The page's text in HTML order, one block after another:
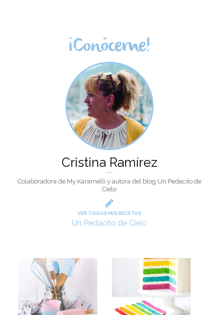
¡Conóceme!
Cristina Ramírez
Colaboradora de My Karamelli y autora del blog Un Pedacito de
Cielo
VER TODAS MIS RECETAS
Un Pedacito de Cielo